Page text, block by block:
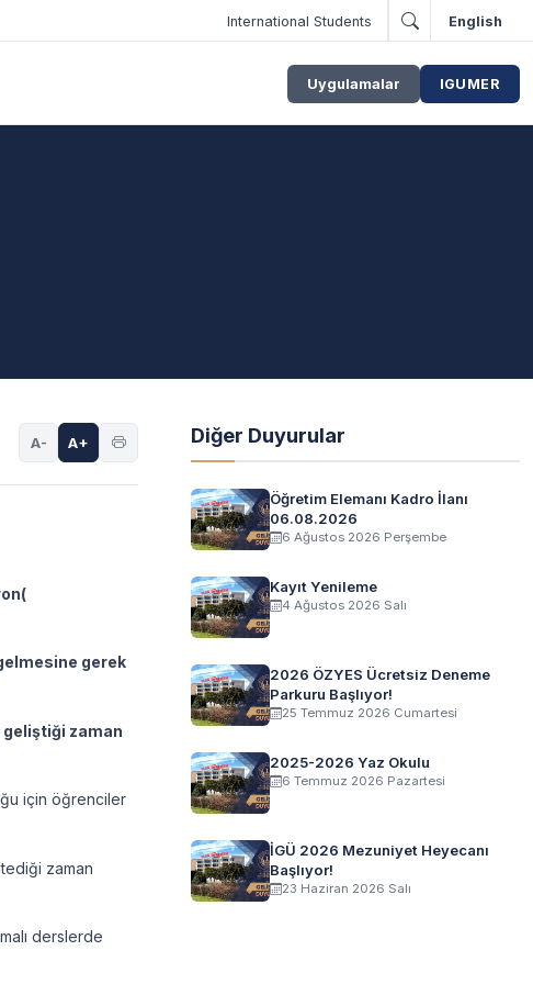
International Students English
Uygulamalar IGUMER
A- A+
gerek
geliştiği zaman
için öğrenciler
zaman
derslerde
Diğer Duyurular
Öğretim Elemanı Kadro İlanı
06.08.2026
6 Ağustos 2026 Perşembe
Kayıt Yenileme
4 Ağustos 2026 Salı
2026 ÖZYES Ücretsiz Deneme
Parkuru Başlıyor!
25 Temmuz 2026 Cumartesi
2025-2026 Yaz Okulu
6 Temmuz 2026 Pazartesi
İGÜ 2026 Mezuniyet Heyecanı
Başlıyor!
23 Haziran 2026 Salı